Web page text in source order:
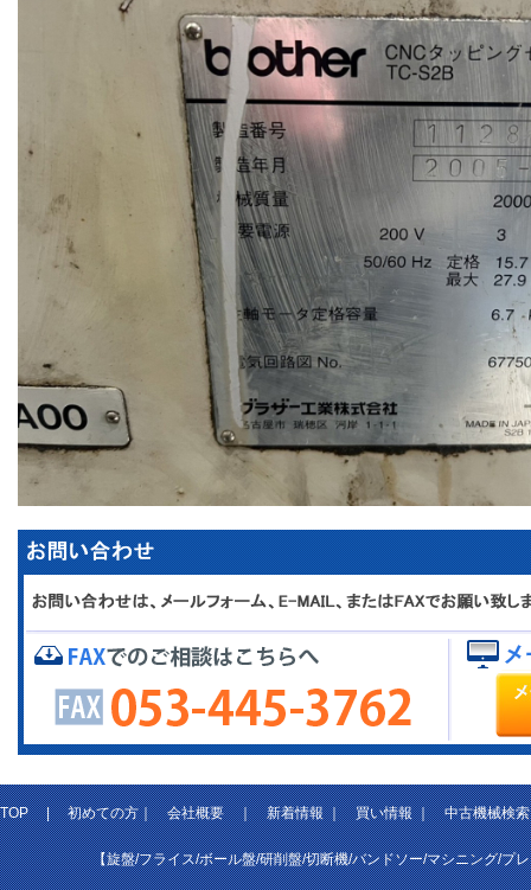
TOP|初めての方｜会社概要｜新着情報｜買い情報｜中古機械検索
【旋盤/フライス/ボール盤/研削盤/切断機/バンドソー/マシニング/プ